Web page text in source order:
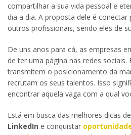
compartilhar a sua vida pessoal e
dia a dia. A proposta dele é conectar
outros profissionais, sendo eles de
De uns anos para cá, as empresas
de ter uma página nas redes sociais.
transmitem o posicionamento da
recrutam os seus talentos. Isso
encontrar aquela vaga com a qual
Está em busca das melhores dicas
LinkedIn e conquistar